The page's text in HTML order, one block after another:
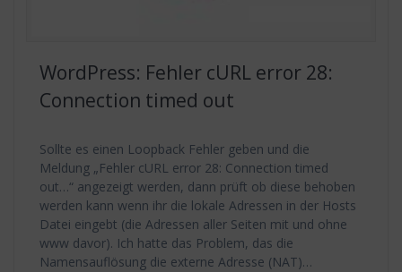
WordPress: Fehler cURL error 28:
Connection timed out
Sollte es einen Loopback Fehler geben und die
Meldung „Fehler cURL error 28: Connection timed
out…“ angezeigt werden, dann prüft ob diese behoben
werden kann wenn ihr die lokale Adressen in der Hosts
Datei eingebt (die Adressen aller Seiten mit und ohne
www davor). Ich hatte das Problem, das die
Namensauflösung die externe Adresse (NAT)…